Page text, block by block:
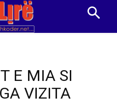
E MIA SI
VIZITA